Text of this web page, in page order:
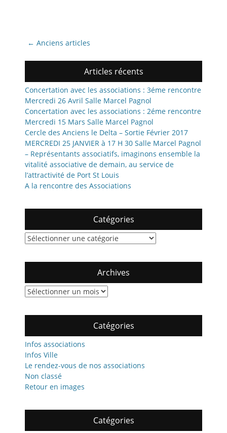
Navigation
articles
← Anciens articles
Articles récents
Concertation avec les associations : 3éme rencontre
Mercredi 26 Avril Salle Marcel Pagnol
Concertation avec les associations : 2éme rencontre
Mercredi 15 Mars Salle Marcel Pagnol
Cercle des Anciens le Delta – Sortie Février 2017
MERCREDI 25 JANVIER à 17 H 30 Salle Marcel Pagnol
– Représentants associatifs, imaginons ensemble la
vitalité associative de demain, au service de
l’attractivité de Port St Louis
A la rencontre des Associations
Catégories
Catégories
Archives
Archives
Catégories
Infos associations
Infos Ville
Le rendez-vous de nos associations
Non classé
Retour en images
Catégories